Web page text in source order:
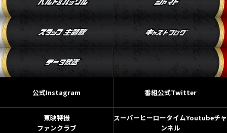
公式Instagram 番組公式Twitter
東映特撮
ファンクラブ
スーパーヒーロータイムYoutubeチャ
ンネル